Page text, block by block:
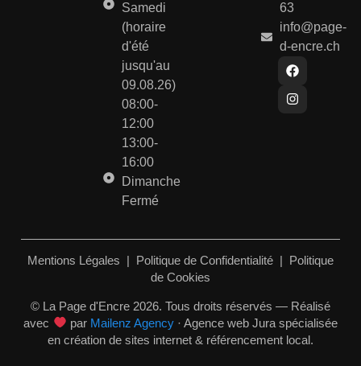
Samedi
(horaire
d'été
jusqu'au
09.08.26)
08:00-
12:00
13:00-
16:00
Dimanche
Fermé
63
info@page-
d-encre.ch
Mentions Légales | Politique de Confidentialité | Politique
de Cookies
© La Page d'Encre 2026. Tous droits réservés — Réalisé
avec
par Mailenz Agency· Agence web Jura spécialisée
en création de sites internet & référencement local.